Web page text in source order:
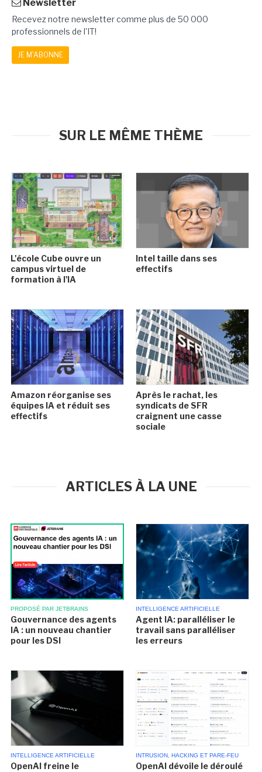
Newsletter
Recevez notre newsletter comme plus de 50 000
professionnels de l'IT!
JE M'ABONNE
SUR LE MÊME THÈME
L'école Cube ouvre un
campus virtuel de
formation à l'IA
Intel taille dans ses
effectifs
Amazon réorganise ses
équipes IA et réduit ses
effectifs
Après le rachat, les
syndicats de SFR
craignent une casse
sociale
ARTICLES À LA UNE
PROPOSÉ PAR JETBRAINS
Gouvernance des agents
IA : un nouveau chantier
pour les DSI
INTELLIGENCE ARTIFICIELLE
Agent IA: paralléliser le
travail sans paralléliser
les erreurs
INTELLIGENCE ARTIFICIELLE
OpenAI freine le
INTRUSION, HACKING ET PARE-FEU
OpenAI dévoile le déroulé